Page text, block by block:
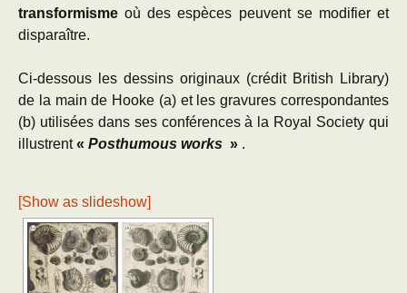
transformisme où des espèces peuvent se modifier et
disparaître.
Ci-dessous les dessins originaux (crédit British Library)
de la main de Hooke (a) et les gravures correspondantes
(b) utilisées dans ses conférences à la Royal Society qui
illustrent« Posthumous works » .
[Show as slideshow]